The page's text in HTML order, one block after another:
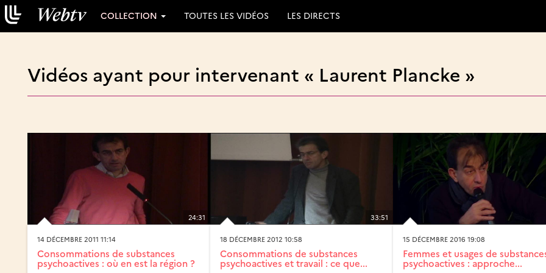
COLLECTION TOUTES LES VIDÉOS LES DIRECTS
Vidéos ayant pour intervenant « Laurent Plancke »
24:31
14 DÉCEMBRE 2011 11:14
Consommations de substances
psychoactives : où en est la région ?
33:51
18 DÉCEMBRE 2012 10:58
Consommations de substances
psychoactives et travail : ce que...
15 DÉCEMBRE 2016 19:08
Femmes et usages de
psychoactives : approche...